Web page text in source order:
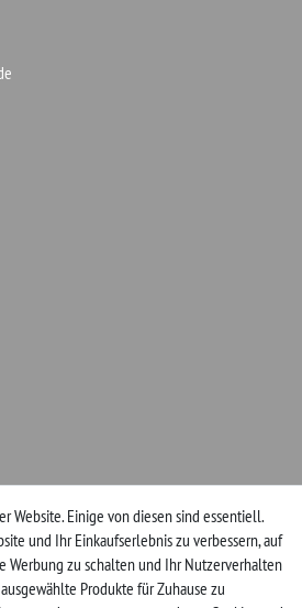
Website. Einige von diesen sind essentiell.
und Ihr Einkaufserlebnis zu verbessern, auf
Werbung zu schalten und Ihr Nutzerverhalten
Produkte für Zuhause zu